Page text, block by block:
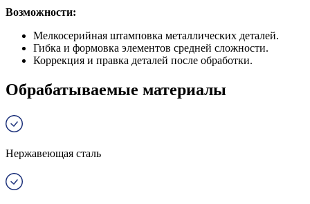
Возможности:
Мелкосерийная штамповка металлических деталей.
Гибка и формовка элементов средней сложности.
Коррекция и правка деталей после обработки.
Обрабатываемые материалы
Нержавеющая сталь